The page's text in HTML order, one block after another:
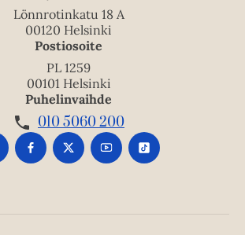
Lönnrotinkatu 18 A
00120 Helsinki
Postiosoite
PL 1259
00101 Helsinki
Puhelinvaihde
010 5060 200